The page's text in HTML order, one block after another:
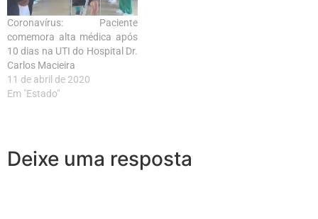
Coronavírus: Paciente
comemora alta médica após
10 dias na UTI do Hospital Dr.
Carlos Macieira
11 de abril de 2020
Em "Estado"
Deixe uma resposta